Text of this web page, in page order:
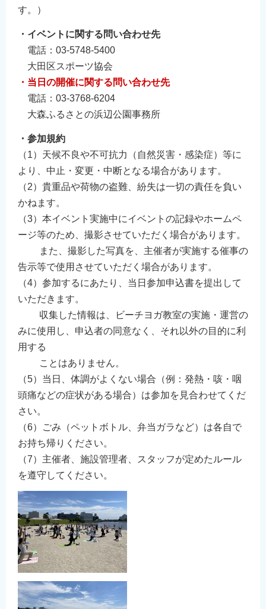
す。）
・イベントに関する問い合わせ先
電話：03-5748-5400
大田区スポーツ協会
・当日の開催に関する問い合わせ先
電話：03-3768-6204
大森ふるさとの浜辺公園事務所
・参加規約
（1）天候不良や不可抗力（自然災害・感染症）等に
より、中止・変更・中断となる場合があります。
（2）貴重品や荷物の盗難、紛失は一切の責任を負い
かねます。
（3）本イベント実施中にイベントの記録やホームペ
ージ等のため、撮影させていただく場合があります。
また、撮影した写真を、主催者が実施する催事の
告示等で使用させていただく場合があります。
（4）参加するにあたり、当日参加申込書を提出して
いただきます。
収集した情報は、ビーチヨガ教室の実施・運営の
みに使用し、申込者の同意なく、それ以外の目的に利
用する
ことはありません。
（5）当日、体調がよくない場合（例：発熱・咳・咽
頭痛などの症状がある場合）は参加を見合わせてくだ
さい。
（6）ごみ（ペットボトル、弁当ガラなど）は各自で
お持ち帰りください。
（7）主催者、施設管理者、スタッフが定めたルール
を遵守してください。